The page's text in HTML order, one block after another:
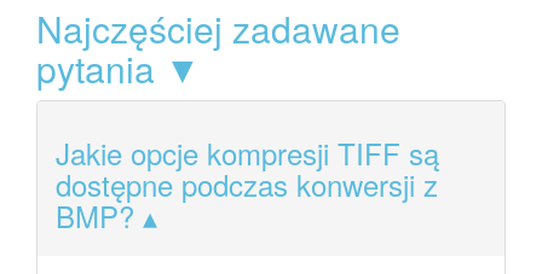
Najczęściej zadawane
pytania ▼
Jakie opcje kompresji TIFF są
dostępne podczas konwersji z
BMP?